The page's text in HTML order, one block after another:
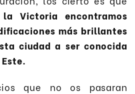
Victoria encontramos
más brillantes
ciudad a ser conocida
que no os pasaran